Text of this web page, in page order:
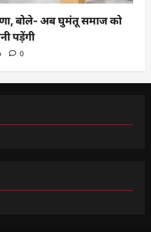
बोले- अब घुमंतू समाज को
पड़ेंगी
0